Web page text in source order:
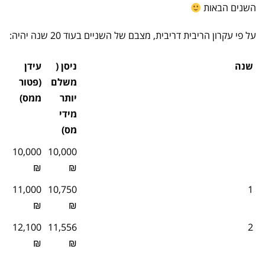
השנים הבאות
על פי עקרון הריבית דריבית, מצבם של השניים בעוד 20 שנה יהיה:
שנה
ניסן (
משלם
יותר
מידי
מס)
עידן
(פטור
ממס)
10,000
₪
10,000
₪
1
10,750
₪
11,000
₪
2
11,556
₪
12,100
₪